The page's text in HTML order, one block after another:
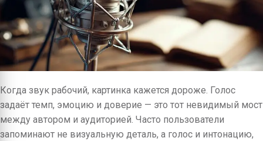
Когда звук рабочий, картинка кажется дороже. Голос
задаёт темп, эмоцию и доверие — это тот невидимый мост
между автором и аудиторией. Часто пользователи
запоминают не визуальную деталь, а голос и интонацию,